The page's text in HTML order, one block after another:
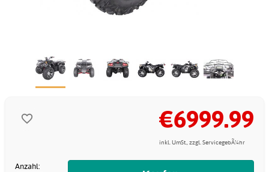
€6999.99
inkl. UmSt., zzgl. ServicegebÃ¼hr
Anzahl: